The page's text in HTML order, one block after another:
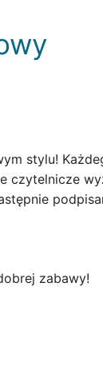
stylu!
czytelnicze
zabawy!